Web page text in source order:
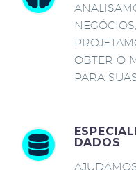
OBTER O
PARA
DADOS